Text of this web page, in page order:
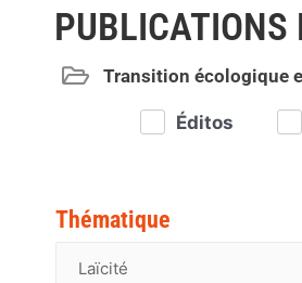
PUBLICATIONS
Transition écologique
Éditos
Thématique